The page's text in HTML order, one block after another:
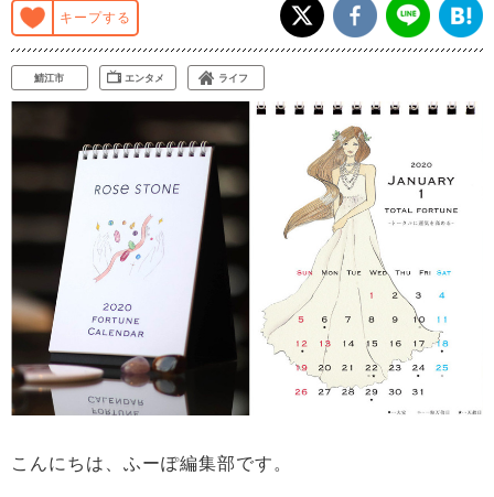
キープする
鯖江市 エンタメ ライフ
こんにちは、ふーぽ編集部です。